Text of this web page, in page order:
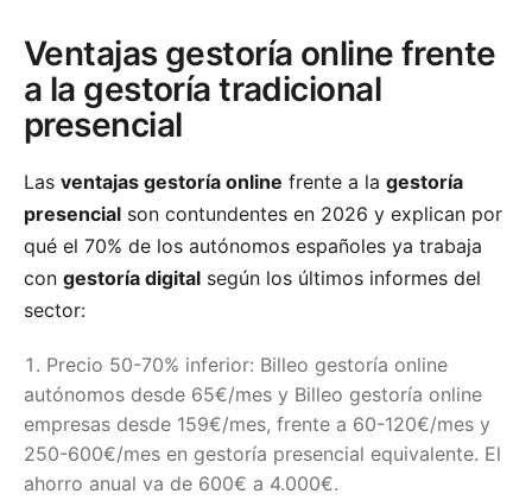
Ventajas gestoría online frente
a la gestoría tradicional
presencial
Las ventajas gestoría online frente a la gestoría
presencial son contundentes en 2026 y explican por
qué el 70% de los autónomos españoles ya trabaja
con gestoría digital según los últimos informes del
sector:
Precio 50-70% inferior: Billeo gestoría online
autónomos desde 65€/mes y Billeo gestoría online
empresas desde 159€/mes, frente a 60-120€/mes y
250-600€/mes en gestoría presencial equivalente. El
ahorro anual va de 600€ a 4.000€.